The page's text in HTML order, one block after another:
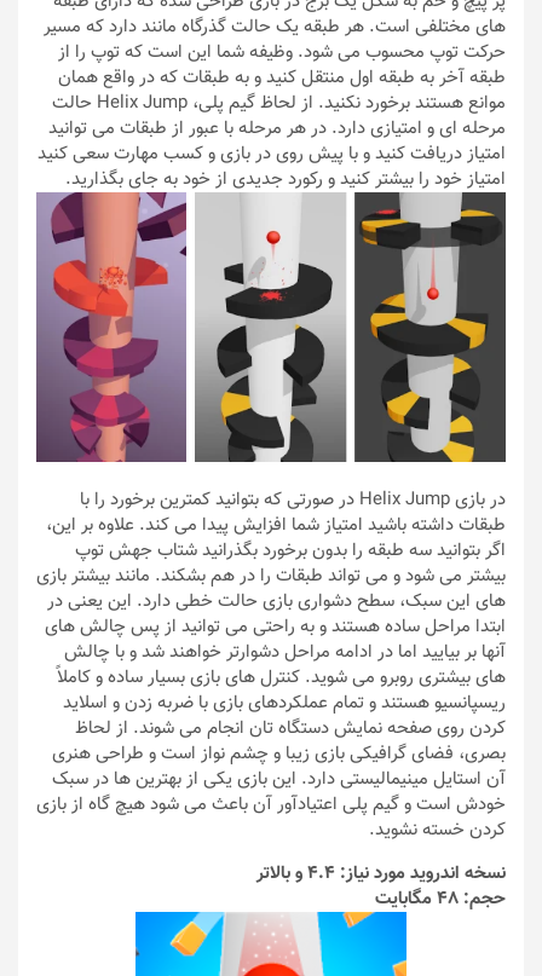
های مختلفی است. هر طبقه یک حالت گذرگاه مانند دارد که مسیر
حرکت توپ محسوب می شود. وظیفه شما این است که توپ را از
طبقه آخر به طبقه اول منتقل کنید و به طبقات که در واقع همان
موانع هستند برخورد نکنید. از لحاظ گیم پلی، Helix Jump حالت
مرحله ای و امتیازی دارد. در هر مرحله با عبور از طبقات می توانید
امتیاز دریافت کنید و با پیش روی در بازی و کسب مهارت‌ سعی کنید
امتیاز خود را بیشتر کنید و رکورد جدیدی از خود به جای بگذارید.
در بازی Helix Jump در صورتی که بتوانید کمترین برخورد را با
طبقات داشته باشید امتیاز شما افزایش پیدا می کند. علاوه بر این،
اگر بتوانید سه طبقه را بدون برخورد بگذرانید شتاب جهش توپ
بیشتر می شود و می‌ تواند طبقات را در هم بشکند. مانند بیشتر بازی
های این سبک، سطح دشواری بازی حالت خطی دارد. این یعنی در
ابتدا مراحل ساده هستند و به راحتی می توانید از پس چالش های
آنها بر بیایید اما در ادامه مراحل دشوارتر خواهند شد و با چالش
های بیشتری روبرو می شوید. کنترل های بازی بسیار ساده و کاملاً
ریسپانسیو هستند و تمام عملکردهای بازی با ضربه زدن و اسلاید
کردن روی صفحه نمایش دستگاه تان انجام می شوند. از لحاظ
بصری، فضای گرافیکی بازی زیبا و چشم نواز است و طراحی هنری
آن استایل مینیمالیستی دارد. این بازی یکی از بهترین ها در سبک
خودش است و گیم پلی اعتیادآور آن باعث می شود هیچ گاه از بازی
کردن خسته نشوید.
نسخه اندروید مورد نیاز: 4.4 و بالاتر
حجم: 48 مگابایت